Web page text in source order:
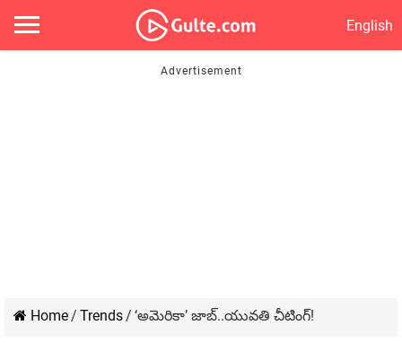
English
Home/ Trends/ ‘అమెరికా’ జాబ్..యువతి చీటింగ్!